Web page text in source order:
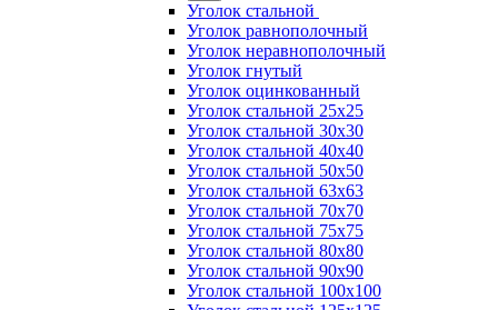
Уголок стальной
Уголок равнополочный
Уголок неравнополочный
Уголок гнутый
Уголок оцинкованный
Уголок стальной 25х25
Уголок стальной 30х30
Уголок стальной 40х40
Уголок стальной 50х50
Уголок стальной 63х63
Уголок стальной 70х70
Уголок стальной 75х75
Уголок стальной 80х80
Уголок стальной 90х90
Уголок стальной 100х100